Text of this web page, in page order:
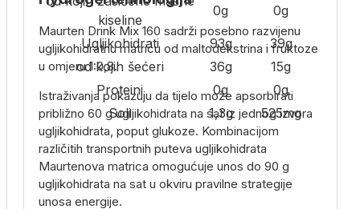
Maurten Drink Mix 160 sadrži posebno razvijenu
ugljikohidratnu matricu od maltodekstrina i fruktoze
u omjeru 1:0,8.
Istraživanja pokazuju da tijelo može apsorbirati
približno 60 g ugljikohidrata na sat iz jednog izvora
ugljikohidrata, poput glukoze. Kombinacijom
različitih transportnih puteva ugljikohidrata
Maurtenova matrica omogućuje unos do 90 g
ugljikohidrata na sat u okviru pravilne strategije
unosa energije.
kiseline
0g 0g
Ugljikohidrati 93g
39g
od kojih šećeri
36g
15g
Proteini
0g
0g
Soli
1,3g 525mg